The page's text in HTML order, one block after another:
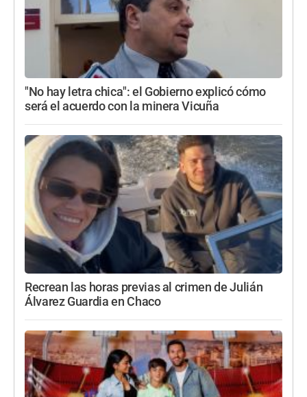
"No hay letra chica": el Gobierno explicó cómo
será el acuerdo con la minera Vicuña
Recrean las horas previas al crimen de Julián
Álvarez Guardia en Chaco